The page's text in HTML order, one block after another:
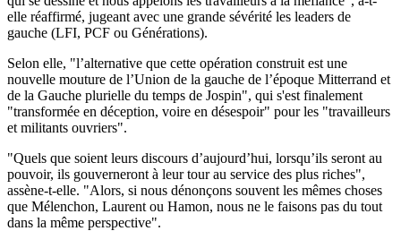
elle réaffirmé, jugeant avec une grande sévérité les leaders de
gauche (LFI, PCF ou Générations).
Selon elle, "l’alternative que cette opération construit est une
nouvelle mouture de l’Union de la gauche de l’époque Mitterrand et
de la Gauche plurielle du temps de Jospin", qui s'est finalement
"transformée en déception, voire en désespoir" pour les "travailleurs
et militants ouvriers".
"Quels que soient leurs discours d’aujourd’hui, lorsqu’ils seront au
pouvoir, ils gouverneront à leur tour au service des plus riches",
assène-t-elle. "Alors, si nous dénonçons souvent les mêmes choses
que Mélenchon, Laurent ou Hamon, nous ne le faisons pas du tout
dans la même perspective".